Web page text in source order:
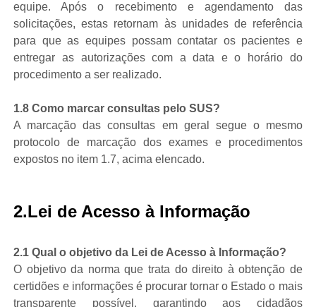
equipe. Após o recebimento e agendamento das
solicitações, estas retornam às unidades de referência
para que as equipes possam contatar os pacientes e
entregar as autorizações com a data e o horário do
procedimento a ser realizado.
1.8 Como marcar consultas pelo SUS?
A marcação das consultas em geral segue o mesmo
protocolo de marcação dos exames e procedimentos
expostos no item 1.7, acima elencado.
2.Lei de Acesso à Informação
2.1 Qual o objetivo da Lei de Acesso à Informação?
O objetivo da norma que trata do direito à obtenção de
certidões e informações é procurar tornar o Estado o mais
transparente possível, garantindo aos cidadãos